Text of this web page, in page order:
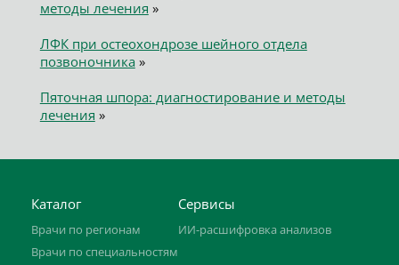
методы лечения »
ЛФК при остеохондрозе шейного отдела
позвоночника»
Пяточная шпора: диагностирование и методы
лечения »
Каталог
Врачи по регионам
Врачи по специальностям
Сервисы
ИИ-расшифровка анализов